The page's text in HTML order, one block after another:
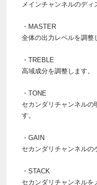
メインチャンネルのディ
・MASTER
全体の出力レベルを調整
・TREBLE
高域成分を調整します。
・TONE
セカンダリチャンネルの
す。
・GAIN
セカンダリチャンネルの
・STACK
セカンダリチャンネル